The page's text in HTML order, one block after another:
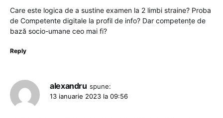
Care este logica de a sustine examen la 2 limbi straine? Proba
de Competente digitale la profil de info? Dar competențe de
bază socio-umane ceo mai fi?
Reply
alexandru spune:
13 ianuarie 2023 la 09:56